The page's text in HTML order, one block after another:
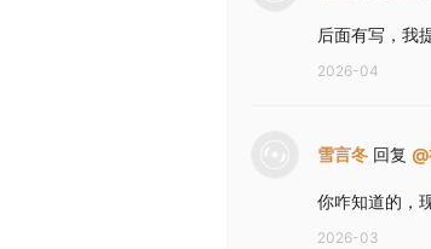
后面有写，我
2026-04
雪言冬 回复 @
你咋知道的，
2026-03